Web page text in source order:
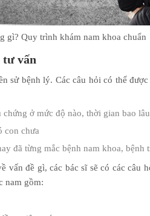
gì? Quy trình khám nam khoa chuẩn
tư vấn
sử bệnh lý. Các câu hỏi có thể
ở mức độ nào, thời gian bao
con chưa
đã từng mắc bệnh nam khoa, bệnh
vấn đề gì, các bác sĩ sẽ có các câu
nam gồm: